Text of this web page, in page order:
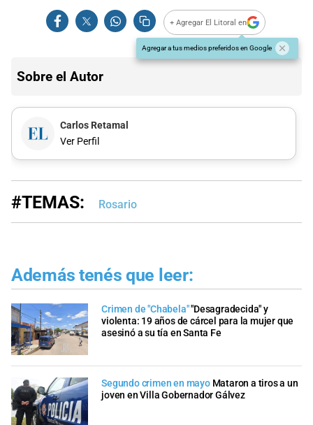
+ Agregar El Litoral en
Agregar a tus medios preferidos en Google
Sobre el Autor
Carlos Retamal
Ver Perfil
#TEMAS: Rosario
Además tenés que leer:
Crimen de "Chabela""Desagradecida" y
violenta: 19 años de cárcel para la mujer que
asesinó a su tía en Santa Fe
Segundo crimen en mayo Mataron a tiros a un
joven en Villa Gobernador Gálvez